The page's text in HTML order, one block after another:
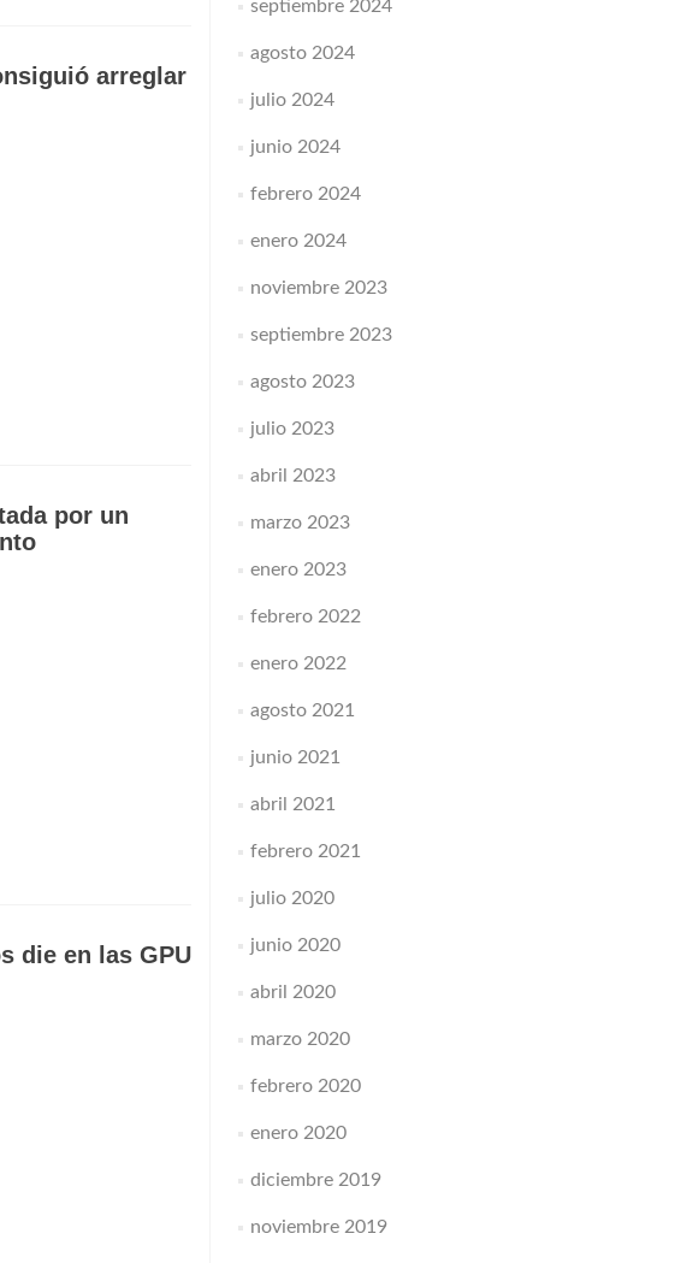
arreglar
por un
die en las GPU
septiembre 2024
agosto 2024
julio 2024
junio 2024
febrero 2024
enero 2024
noviembre 2023
septiembre 2023
agosto 2023
julio 2023
abril 2023
marzo 2023
enero 2023
febrero 2022
enero 2022
agosto 2021
junio 2021
abril 2021
febrero 2021
julio 2020
junio 2020
abril 2020
marzo 2020
febrero 2020
enero 2020
diciembre 2019
noviembre 2019